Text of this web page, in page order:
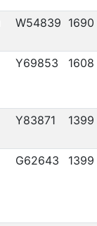
W54839 1690
Y69853 1608
Y83871 1399
G62643 1399